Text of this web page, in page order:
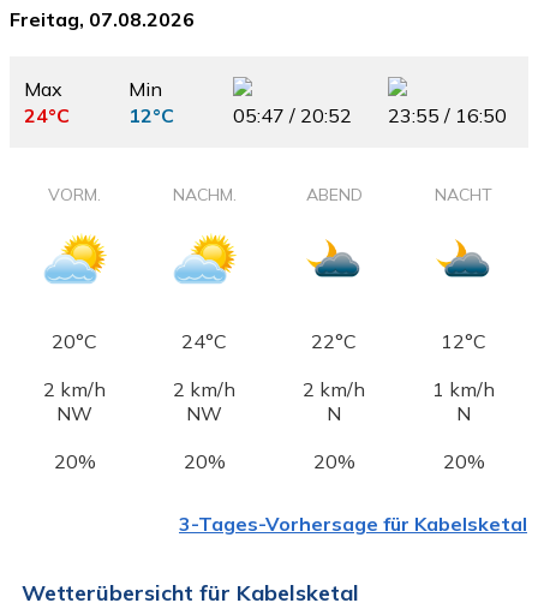
Freitag, 07.08.2026
Max
24°C
Min
12°C
05:47 / 20:52 23:55 / 16:50
VORM. NACHM. ABEND NACHT
20°C 24°C 22°C
12°C
2 km/h
NW
2 km/h
NW
2 km/h
N
1 km/h
N
20%
20% 20% 20%
3-Tages-Vorhersage für Kabelsketal
Wetterübersicht für Kabelsketal